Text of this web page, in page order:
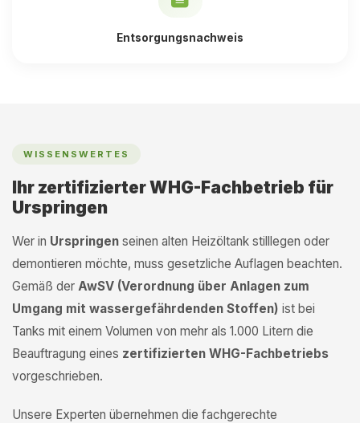
Entsorgungsnachweis
WISSENSWERTES
Ihr zertifizierter WHG-Fachbetrieb für
Urspringen
Wer in Urspringen seinen alten Heizöltank stilllegen oder
demontieren möchte, muss gesetzliche Auflagen beachten.
Gemäß der AwSV (Verordnung über Anlagen zum
Umgang mit wassergefährdenden Stoffen) ist bei
Tanks mit einem Volumen von mehr als 1.000 Litern die
Beauftragung eines zertifizierten WHG-Fachbetriebs
vorgeschrieben.
Unsere Experten übernehmen die fachgerechte